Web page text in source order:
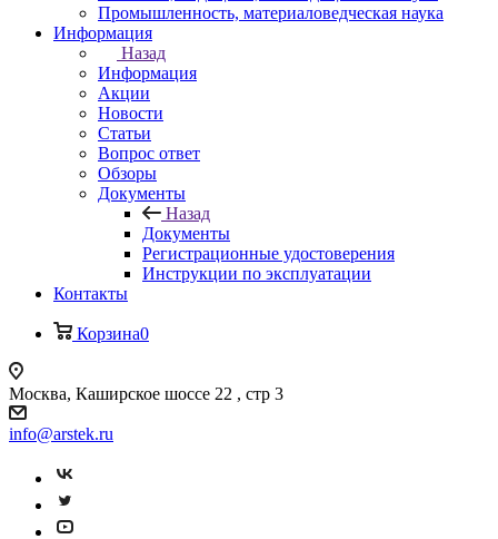
Промышленность, материаловедческая наука
Информация
Назад
Информация
Акции
Новости
Статьи
Вопрос ответ
Обзоры
Документы
Назад
Документы
Регистрационные удостоверения
Инструкции по эксплуатации
Контакты
Корзина0
Москва, Каширское шоссе 22 , стр 3
info@arstek.ru